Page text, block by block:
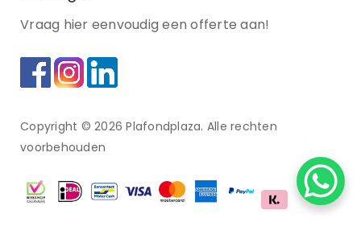
Vraag hier eenvoudig een offerte aan!
Copyright © 2026 Plafondplaza. Alle rechten
voorbehouden